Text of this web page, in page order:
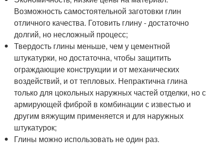
Возможность самостоятельной заготовки глин
отличного качества. Готовить глину - достаточно
долгий, но несложный процесс;
Твердость глины меньше, чем у цементной
штукатурки, но достаточна, чтобы защитить
ограждающие конструкции и от механических
воздействий, и от тепловых. Непрактична глина
только для цокольных наружных частей отделки, но с
армирующей фиброй в комбинации с известью и
другим вяжущим применяется и для наружных
штукатурок;
Глины можно использовать не один раз.